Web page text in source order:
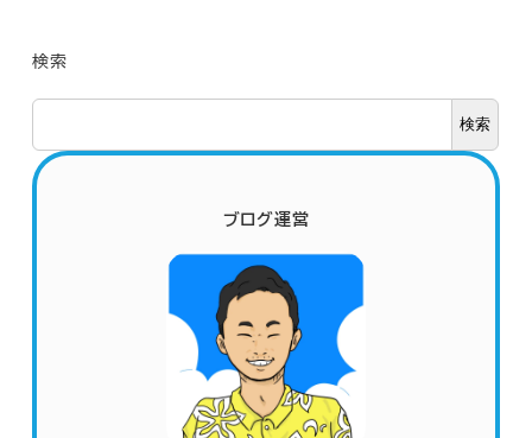
ペ
ー
ジ
検索
検索
ブログ運営